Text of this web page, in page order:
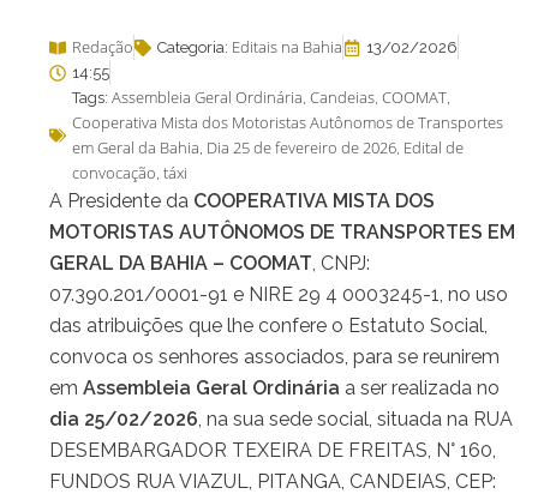
Redação Categoria: Editais na Bahia
13/02/2026
14:55
Tags:Assembleia Geral Ordinária,Candeias,COOMAT,
Cooperativa Mista dos Motoristas Autônomos de Transportes
em Geral da Bahia, Dia 25 de fevereiro de 2026, Edital de
convocação,táxi
A Presidente da COOPERATIVA MISTA DOS
MOTORISTAS AUTÔNOMOS DE TRANSPORTES EM
GERAL DA BAHIA – COOMAT, CNPJ:
07.390.201/0001-91 e NIRE 29 4 0003245-1, no uso
das atribuições que lhe confere o Estatuto Social,
convoca os senhores associados, para se reunirem
emAssembleia Geral Ordinária a ser realizada no
dia 25/02/2026, na sua sede social, situada na RUA
DESEMBARGADOR TEXEIRA DE FREITAS, N° 160,
FUNDOS RUA VIAZUL, PITANGA, CANDEIAS, CEP: